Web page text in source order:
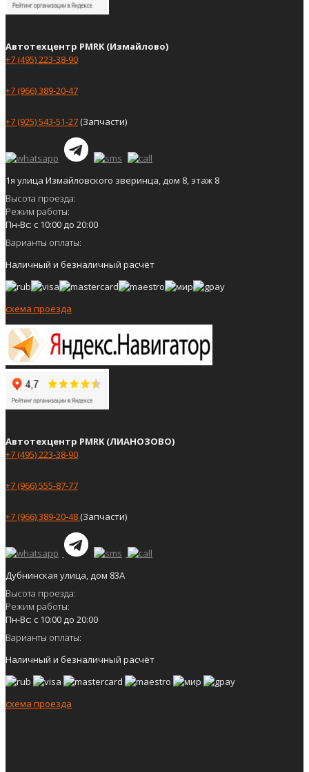
Автотехцентр PMRK (Измайлово)
+7 (495) 223-38-90
+7 (966) 389-20-47
+7 (925) 543-51-27(Запчасти)
1я улица Измайловского зверинца, дом 8, этаж 8
Высота проезда:
Режим работы:
Пн-Вс: с 10:00 до 20:00
Варианты оплаты:
Наличный и безналичный расчёт
схема проезда
Автотехцентр PMRK (ЛИАНОЗОВО)
+7 (495) 223-38-90
+7 (966) 555-87-77
+7 (966) 389-20-48(Запчасти)
Дубнинская улица, дом 83А
Высота проезда:
Режим работы:
Пн-Вс: с 10:00 до 20:00
Варианты оплаты:
Наличный и безналичный расчёт
схема проезда